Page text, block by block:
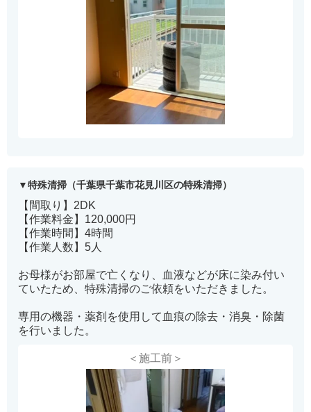
特殊清掃（千葉県千葉市花見川区の特殊清掃）
【間取り】2DK
【作業料金】120,000円
【作業時間】4時間
【作業人数】5人
お母様がお部屋で亡くなり、血液などが床に染み付い
ていたため、特殊清掃のご依頼をいただきました。
専用の機器・薬剤を使用して血痕の除去・消臭・除菌
を行いました。
＜施工前＞